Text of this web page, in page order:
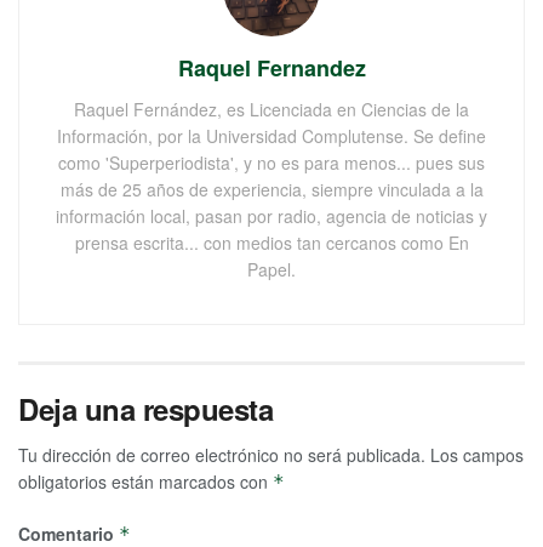
Raquel Fernandez
Raquel Fernández, es Licenciada en Ciencias de la
Información, por la Universidad Complutense. Se define
como 'Superperiodista', y no es para menos... pues sus
más de 25 años de experiencia, siempre vinculada a la
información local, pasan por radio, agencia de noticias y
prensa escrita... con medios tan cercanos como En
Papel.
Deja una respuesta
Tu dirección de correo electrónico no será publicada. Los campos
obligatorios están marcados con *
Comentario *